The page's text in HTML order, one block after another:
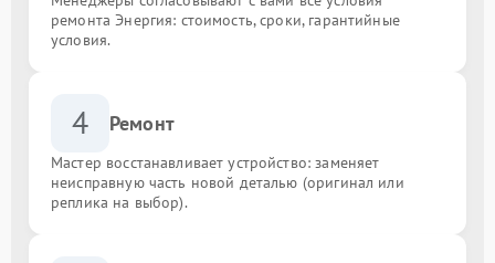
ремонта Энергия: стоимость, сроки, гарантийные
условия.
4 Ремонт
Мастер восстанавливает устройство: заменяет
неисправную часть новой деталью (оригинал или
реплика на выбор).